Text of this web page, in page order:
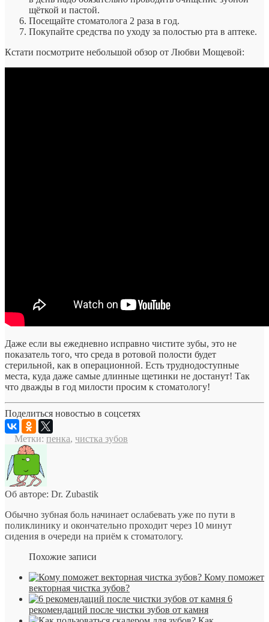
щёткой и пастой.
Посещайте стоматолога 2 раза в год.
Покупайте средства по уходу за полостью рта в аптеке.
Кстати посмотрите небольшой обзор от Любви Мощевой:
Даже если вы ежедневно исправно чистите зубы, это не
показатель того, что среда в ротовой полости будет
стерильной, как в операционной. Есть труднодоступные
места, куда даже самые длинные щетинки не достанут! Так
что дважды в год милости просим к стоматологу!
Поделиться новостью в соцсетях
Метки: пенка, чистка зубов
Об авторе: Dr. Zubastik
Обычно зубная боль начинает ослабевать уже по пути в
поликлинику и окончательно проходит через 10 минут
сидения в очереди на приём к стоматологу.
Похожие записи
Кому поможет
векторная чистка зубов?
6
рекомендаций после чистки зубов от камня